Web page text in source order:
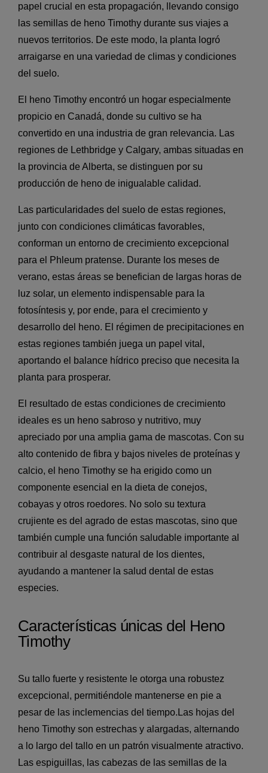
papel crucial en esta propagación, llevando consigo
las semillas de heno Timothy durante sus viajes a
nuevos territorios. De este modo, la planta logró
arraigarse en una variedad de climas y condiciones
del suelo.
El heno Timothy encontró un hogar especialmente
propicio en Canadá, donde su cultivo se ha
convertido en una industria de gran relevancia. Las
regiones de Lethbridge y Calgary, ambas situadas en
la provincia de Alberta, se distinguen por su
producción de heno de inigualable calidad.
Las particularidades del suelo de estas regiones,
junto con condiciones climáticas favorables,
conforman un entorno de crecimiento excepcional
para el Phleum pratense. Durante los meses de
verano, estas áreas se benefician de largas horas de
luz solar, un elemento indispensable para la
fotosíntesis y, por ende, para el crecimiento y
desarrollo del heno. El régimen de precipitaciones en
estas regiones también juega un papel vital,
aportando el balance hídrico preciso que necesita la
planta para prosperar.
El resultado de estas condiciones de crecimiento
ideales es un heno sabroso y nutritivo, muy
apreciado por una amplia gama de mascotas. Con su
alto contenido de fibra y bajos niveles de proteínas y
calcio, el heno Timothy se ha erigido como un
componente esencial en la dieta de conejos,
cobayas y otros roedores. No solo su textura
crujiente es del agrado de estas mascotas, sino que
también cumple una función saludable importante al
contribuir al desgaste natural de los dientes,
ayudando a mantener la salud dental de estas
especies.
Características únicas del Heno
Timothy
Su tallo fuerte y resistente le otorga una robustez
excepcional, permitiéndole mantenerse en pie a
pesar de las inclemencias del tiempo. Las hojas del
heno Timothy son estrechas y alargadas, alternando
a lo largo del tallo en un patrón visualmente atractivo.
Las espiguillas, las cabezas de las semillas de la